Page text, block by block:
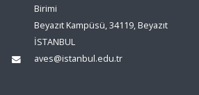
Birimi
Beyazıt Kampüsü, 34119, Beyazıt
İSTANBUL
aves@istanbul.edu.tr